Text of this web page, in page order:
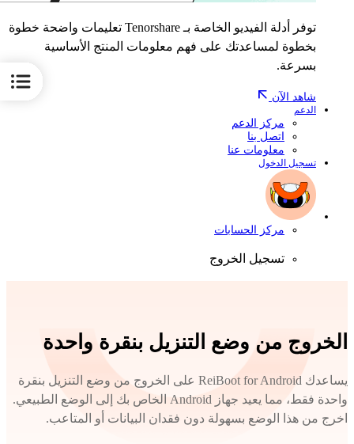
توفر أدلة الفيديو الخاصة بـ Tenorshare تعليمات واضحة خطوة
بخطوة لمساعدتك على فهم معلومات المنتج الأساسية
بسرعة.
شاهد الآن
الدعم
مركز الدعم
اتصل بنا
معلومات عنا
تسجيل الدخول
مركز الحسابات
تسجيل الخروج
الخروج من وضع التنزيل بنقرة واحدة
يساعدك ReiBoot for Android على الخروج من وضع التنزيل بنقرة
واحدة فقط، مما يعيد جهاز Android الخاص بك إلى الوضع الطبيعي.
اخرج من هذا الوضع بسهولة دون فقدان البيانات أو المتاعب.